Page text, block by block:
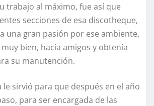
trabajo al máximo, fue así que
secciones de esa discotheque,
una gran pasión por ese ambiente,
bien, hacía amigos y obtenía
su manutención.
le sirvió para que después en el año
para ser encargada de las